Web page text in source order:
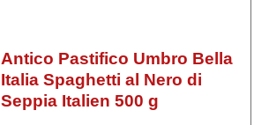
2 Minuten köcheln und schwenke es
gut durch. Buon Appetit.
Antico Pastifico Umbro Bella
Italia Spaghetti al Nero di
Seppia Italien 500 g